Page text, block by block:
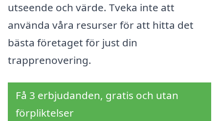
utseende och värde. Tveka inte att
använda våra resurser för att hitta det
bästa företaget för just din
trapprenovering.
Få 3 erbjudanden, gratis och utan
förpliktelser